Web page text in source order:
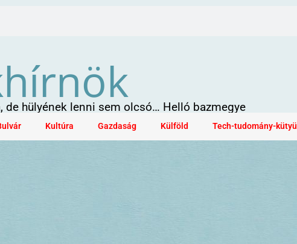
de hülyének lenni sem olcsó… Helló bazmegye
Kultúra Gazdaság Külföld Tech-tudomány-kütyü